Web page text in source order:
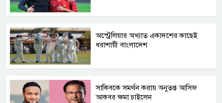
অস্ট্রেলিয়ার অখ্যাত একাদশের কাছেই
ধরাশায়ী বাংলাদেশ
সাকিবকে সমর্থন করায় অনুতপ্ত আসিফ
আকবর ক্ষমা চাইলেন